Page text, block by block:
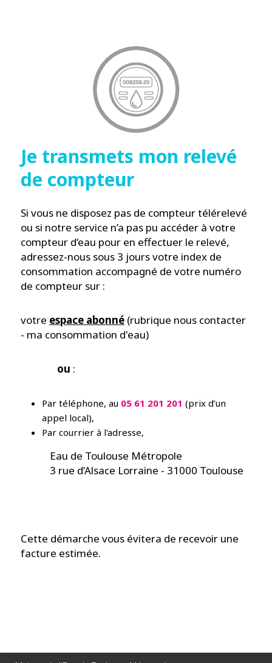
Je transmets mon relevé
de compteur
Si vous ne disposez pas de compteur télérelevé
ou si notre service n’a pas pu accéder à votre
compteur d’eau pour en effectuer le relevé,
adressez-nous sous 3 jours votre index de
consommation accompagné de votre numéro
de compteur sur :
votre espace abonné (rubrique nous contacter
- ma consommation d'eau)
ou :
Par téléphone, au 05 61 201 201 (prix d’un
appel local),
Par courrier à l'adresse,
Eau de Toulouse Métropole
3 rue d’Alsace Lorraine - 31000 Toulouse
Cette démarche vous évitera de recevoir une
facture estimée.